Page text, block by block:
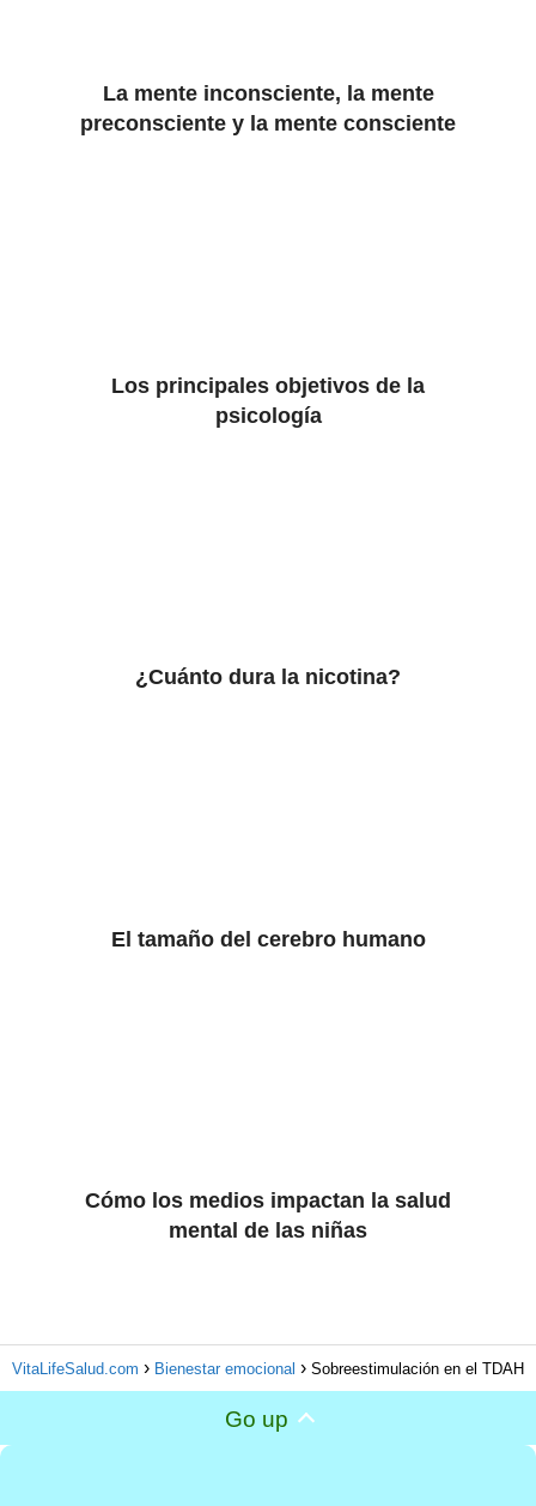
La mente inconsciente, la mente
preconsciente y la mente consciente
Los principales objetivos de la
psicología
¿Cuánto dura la nicotina?
El tamaño del cerebro humano
Cómo los medios impactan la salud
mental de las niñas
VitaLifeSalud.com Bienestar emocional Sobreestimulación en el TDAH
Go up